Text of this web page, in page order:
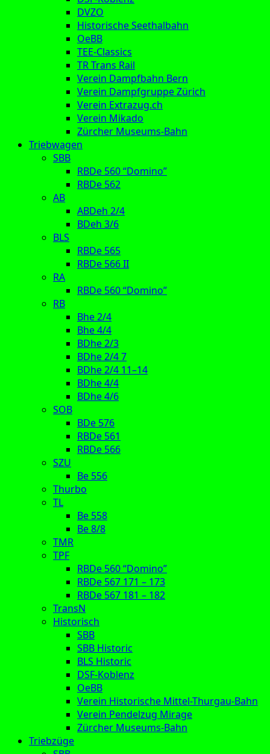
DVZO
Historische Seethalbahn
OeBB
TEE-Classics
TR Trans Rail
Verein Dampfbahn Bern
Verein Dampfgruppe Zürich
Verein Extrazug.ch
Verein Mikado
Zürcher Museums-Bahn
Triebwagen
SBB
RBDe 560 “Domino”
RBDe 562
AB
ABDeh 2/4
BDeh 3/6
BLS
RBDe 565
RBDe 566 II
RA
RBDe 560 “Domino”
RB
Bhe 2/4
Bhe 4/4
BDhe 2/3
BDhe 2/4 7
BDhe 2/4 11–14
BDhe 4/4
BDhe 4/6
SOB
BDe 576
RBDe 561
RBDe 566
SZU
Be 556
Thurbo
TL
Be 558
Be 8/8
TMR
TPF
RBDe 560 “Domino”
RBDe 567 171 – 173
RBDe 567 181 – 182
TransN
Historisch
SBB
SBB Historic
BLS Historic
DSF-Koblenz
OeBB
Verein Historische Mittel-Thurgau-Bahn
Verein Pendelzug Mirage
Zürcher Museums-Bahn
Triebzüge